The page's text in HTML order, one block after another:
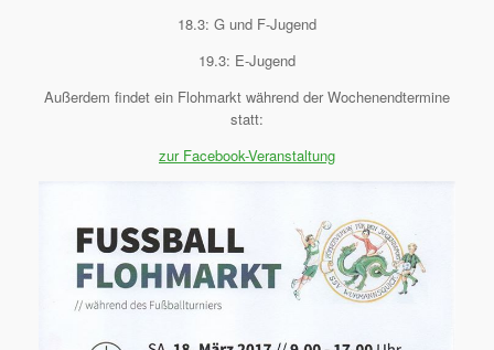
18.3: G und F-Jugend
19.3: E-Jugend
Außerdem findet ein Flohmarkt während der Wochenendtermine
statt:
zur Facebook-Veranstaltung